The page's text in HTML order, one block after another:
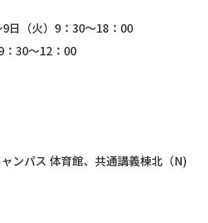
9日（火）9：30～18：00
：30～12：00
ンパス 体育館、共通講義棟北（N)